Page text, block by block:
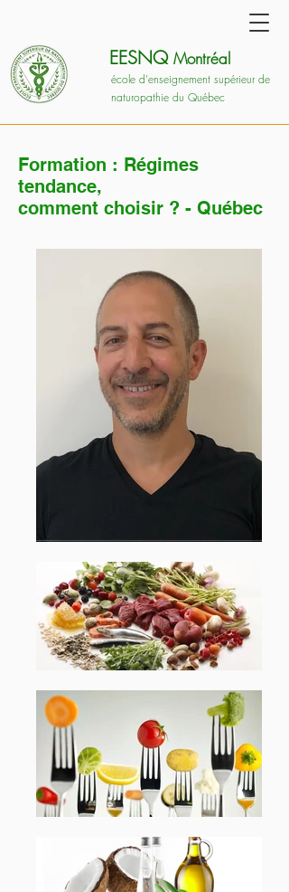
école d'enseignement supérieur de
naturopathie du Québec
EESNQ Montréal
Formation : Régimes
tendance,
comment choisir ? - Québec